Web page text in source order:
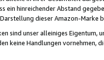
ein hinreichender Abstand
dieser Amazon-Marke
sind unser alleiniges
keine Handlungen vornehmen,